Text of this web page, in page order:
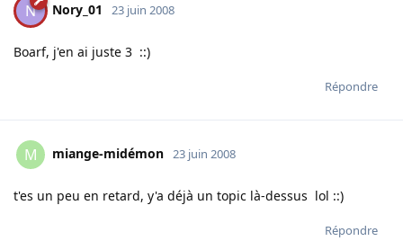
N Nory_01 23 juin 2008
Boarf, j'en ai juste 3 ::)
Répondre
M miange-midémon 23 juin 2008
t'es un peu en retard, y'a déjà un topic là-dessus lol ::)
Répondre